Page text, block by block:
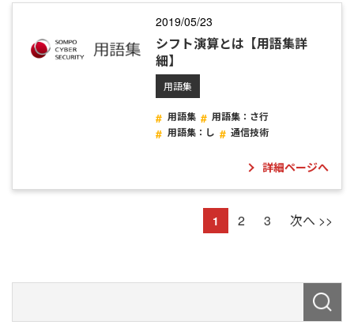
2019/05/23
シフト演算とは【用語集詳
細】
用語集
用語集
用語集：さ行
用語集：し
通信技術
詳細ページへ
1 2 3 次へ >>